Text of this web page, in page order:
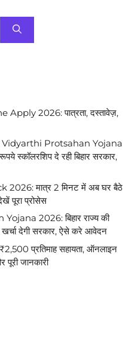
2026: पात्रता, दस्तावेज़,
Protsahan Yojana
स्कॉलरशिप दे रही बिहार सरकार,
मात्र 2 मिनट में अब घर बैठे
पूरा प्रोसेस
2026: बिहार राज्य की
देगी सरकार, ऐसे करे आवेदन
प्रतिमाह सहायता, ऑनलाइन
जानकारी